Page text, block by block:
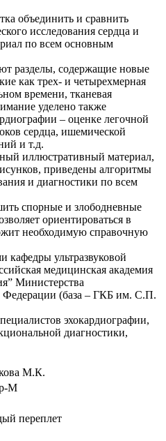
объединить и сравнить
исследования сердца и
по всем основным
разделы, содержащие новые
как трех- и четырехмерная
времени, тканевая
уделено также
– оценке легочной
сердца, ишемической
и т.д.
иллюстративный материал,
приведены алгоритмы
и диагностики по всем
спорные и злободневные
ориентироваться в
необходимую справочную
кафедры ультразвуковой
медицинская академия
Министерства
Федерации (база – ГКБ им. С.П.
эхокардиографии,
диагностики,
М.К.
М
переплет